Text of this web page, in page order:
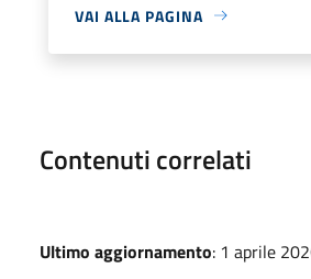
VAI ALLA PAGINA
Contenuti correlati
Ultimo aggiornamento: 1 aprile